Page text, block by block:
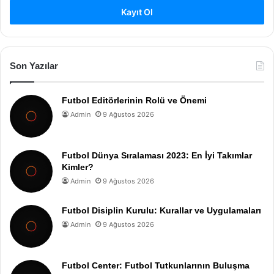
Kayıt Ol
Son Yazılar
Futbol Editörlerinin Rolü ve Önemi
Admin 9 Ağustos 2026
Futbol Dünya Sıralaması 2023: En İyi Takımlar
Kimler?
Admin 9 Ağustos 2026
Futbol Disiplin Kurulu: Kurallar ve Uygulamaları
Admin 9 Ağustos 2026
Futbol Center: Futbol Tutkunlarının Buluşma